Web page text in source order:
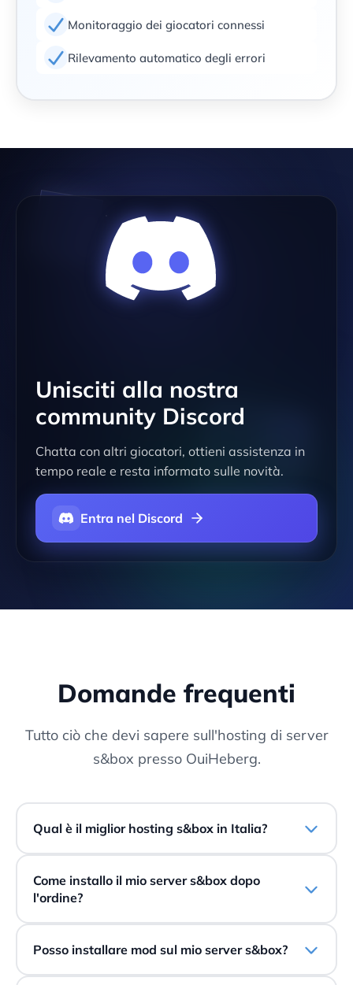
Monitoraggio dei giocatori connessi
Rilevamento automatico degli errori
Unisciti alla nostra
community Discord
Chatta con altri giocatori, ottieni assistenza in
tempo reale e resta informato sulle novità.
Entra nel Discord
Domande frequenti
Tutto ciò che devi sapere sull'hosting di server
s&box presso OuiHeberg.
Qual è il miglior hosting s&box in Italia?
Come installo il mio server s&box dopo
l'ordine?
Posso installare mod sul mio server s&box?